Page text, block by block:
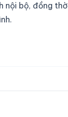
nội bộ, đồng